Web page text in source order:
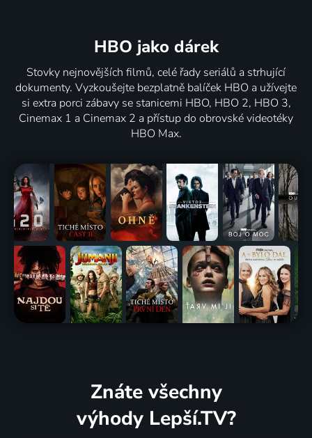
HBO jako dárek
Stovky nejnovějších filmů, celé řady seriálů a strhující
dokumenty. Vyzkoušejte bezplatně balíček HBO a užívejte
si extra porci zábavy se stanicemi HBO, HBO 2, HBO 3,
Cinemax 1 a Cinemax 2 a přístup do obrovské videotéky
HBO Max.
Znáte všechny
výhody Lepší.TV?